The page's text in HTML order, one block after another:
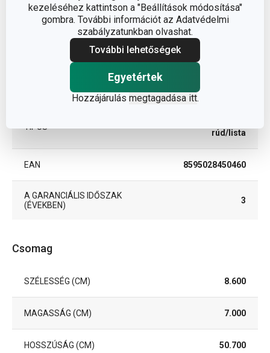
kezeléséhez kattintson a "Beállítások módosítása"
gombra. További információt az Adatvédelmi
szabályzatunkban olvashat.
További lehetőségek
Egyetértek
Hozzájárulás megtagadása itt.
ANYAG
műanyag,
rozsdamentes acél
BESOROLÁS konyha elrendezése
TERMÉKCSALÁD
TÍPUS
rúd/lista
EAN 8595028450460
A GARANCIÁLIS IDŐSZAK
(ÉVEKBEN)
3
Csomag
SZÉLESSÉG (CM) 8.600
MAGASSÁG (CM) 7.000
HOSSZÚSÁG (CM) 50.700